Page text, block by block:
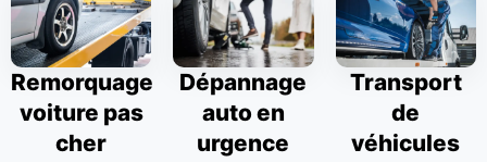
Remorquage
voiture pas
cher
Dépannage
auto en
urgence
Transport
de
véhicules